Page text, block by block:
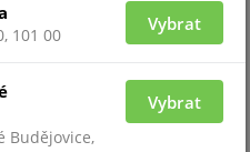
101 00
Vybrat
Budějovice,
Vybrat